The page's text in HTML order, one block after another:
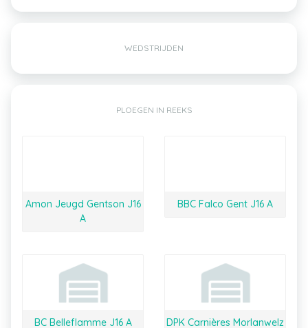
WEDSTRIJDEN
PLOEGEN IN REEKS
Amon Jeugd Gentson J16
A
BBC Falco Gent J16 A
BC Belleflamme J16 A DPK Carnières Morlanwelz